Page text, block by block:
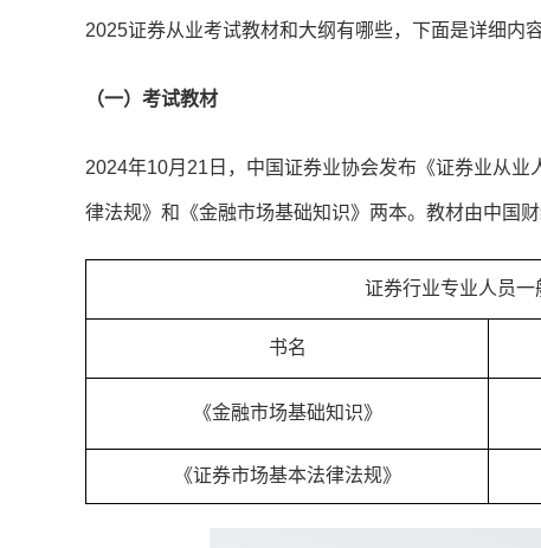
2025证券从业考试教材和大纲有哪些，下面是详细内容
（一）考试教材
2024年10月21日，中国证券业协会发布《证券业从
律法规》和《金融市场基础知识》两本。教材由中国财
证券行业专业人员
书名
《金融市场基础知识》
《证券市场基本法律法规》